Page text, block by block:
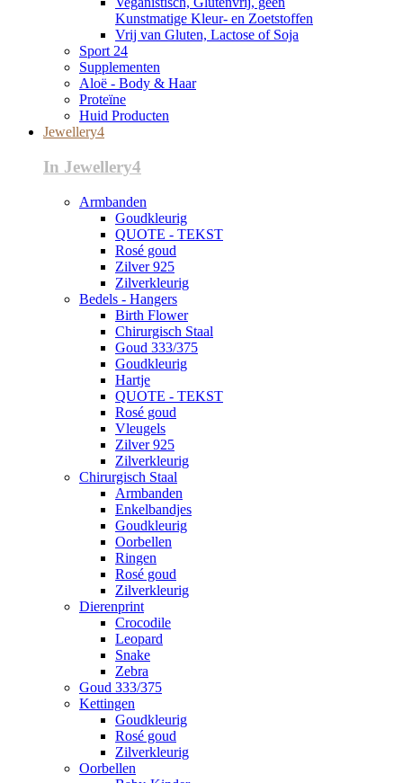
Kunstmatige Kleur- en Zoetstoffen
Vrij van Gluten, Lactose of Soja
Sport 24
Supplementen
Aloë - Body & Haar
Proteïne
Huid Producten
Jewellery4
In Jewellery4
Armbanden
Goudkleurig
QUOTE - TEKST
Rosé goud
Zilver 925
Zilverkleurig
Bedels - Hangers
Birth Flower
Chirurgisch Staal
Goud 333/375
Goudkleurig
Hartje
QUOTE - TEKST
Rosé goud
Vleugels
Zilver 925
Zilverkleurig
Chirurgisch Staal
Armbanden
Enkelbandjes
Goudkleurig
Oorbellen
Ringen
Rosé goud
Zilverkleurig
Dierenprint
Crocodile
Leopard
Snake
Zebra
Goud 333/375
Kettingen
Goudkleurig
Rosé goud
Zilverkleurig
Oorbellen